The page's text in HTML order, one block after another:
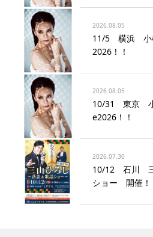
2026.08.05
11/5 横浜 小
2026！！
2026.08.05
10/31 東京
e2026！！
2026.07.30
10/12 石川 三
ショー 開催！